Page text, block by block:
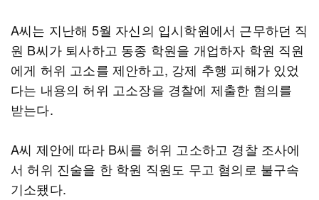
A씨는 지난해 5월 자신의 입시학원에서 근무하던 직
원 B씨가 퇴사하고 동종 학원을 개업하자 학원 직원
에게 허위 고소를 제안하고, 강제 추행 피해가 있었
다는 내용의 허위 고소장을 경찰에 제출한 혐의를
받는다.
A씨 제안에 따라 B씨를 허위 고소하고 경찰 조사에
서 허위 진술을 한 학원 직원도 무고 혐의로 불구속
기소됐다.